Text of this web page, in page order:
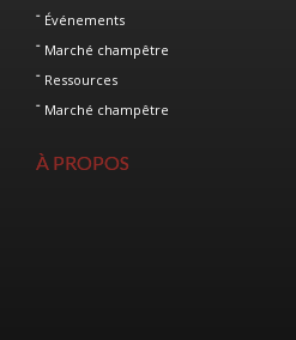
Événements
Marché champêtre
Ressources
Marché champêtre
À PROPOS